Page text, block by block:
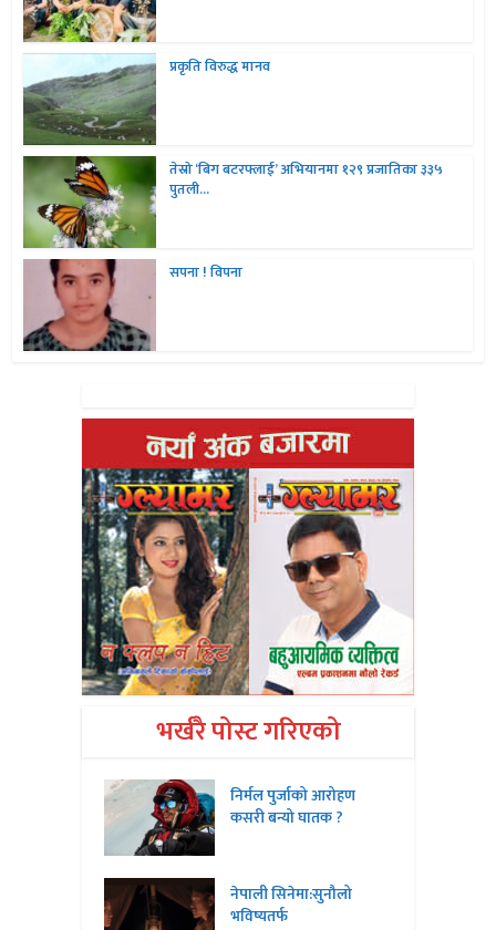
प्रकृति विरुद्ध मानव
तेस्रो ‘बिग बटरफ्लाई’ अभियानमा १२९ प्रजातिका ३३५
पुतली...
सपना ! विपना
भर्खरै पोस्ट गरिएको
निर्मल पुर्जाको आरोहण
कसरी बन्यो घातक ?
नेपाली सिनेमा:सुनौलो
भविष्यतर्फ